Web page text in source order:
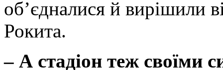
об’єдналися й вирішили
Рокита.
– А стадіон теж своїми